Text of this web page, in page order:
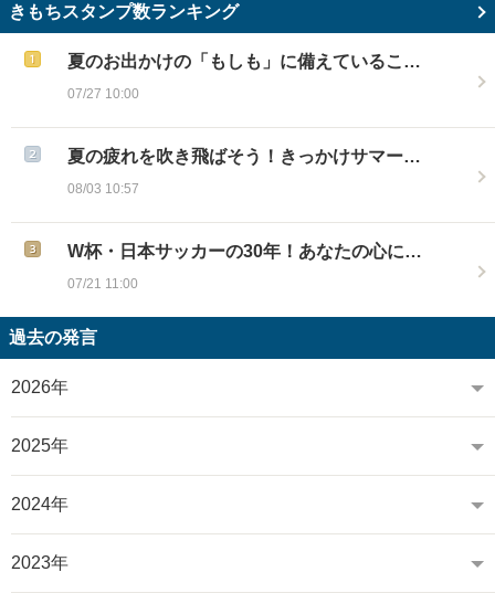
きもちスタンプ数ランキング
夏のお出かけの「もしも」に備えているこ…
07/27 10:00
夏の疲れを吹き飛ばそう！きっかけサマー…
08/03 10:57
W杯・日本サッカーの30年！あなたの心に…
07/21 11:00
過去の発言
2026年
2025年
2024年
2023年